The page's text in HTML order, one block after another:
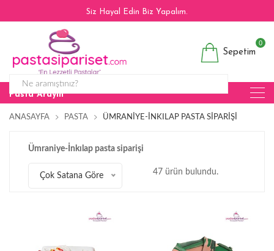
Siz Hayal Edin Biz Yapalım.
Sepetim
0
Pasta Arayın
ANASAYFA PASTA ÜMRANIYE-İNKILAP PASTA SIPARIŞI
Ümraniye-İnkılap pasta siparişi
Çok Satana Göre 47 ürün bulundu.